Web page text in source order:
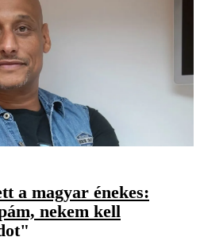
a magyar énekes:
nekem kell